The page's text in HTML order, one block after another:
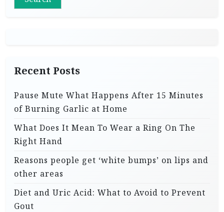
Recent Posts
Pause Mute What Happens After 15 Minutes
of Burning Garlic at Home
What Does It Mean To Wear a Ring On The
Right Hand
Reasons people get ‘white bumps’ on lips and
other areas
Diet and Uric Acid: What to Avoid to Prevent
Gout